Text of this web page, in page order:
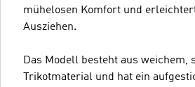
mühelosen Komfort und
Ausziehen.
Das Modell besteht aus weichem,
Trikotmaterial und hat ein